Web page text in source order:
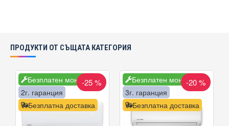
ПРОДУКТИ ОТ СЪЩАТА КАТЕГОРИЯ
Безплатен монтаж
Безплатна доставка
2г. гаранция
-25 % Безплатен монтаж
Безплатна доставка
3г. гаранция
-20 %